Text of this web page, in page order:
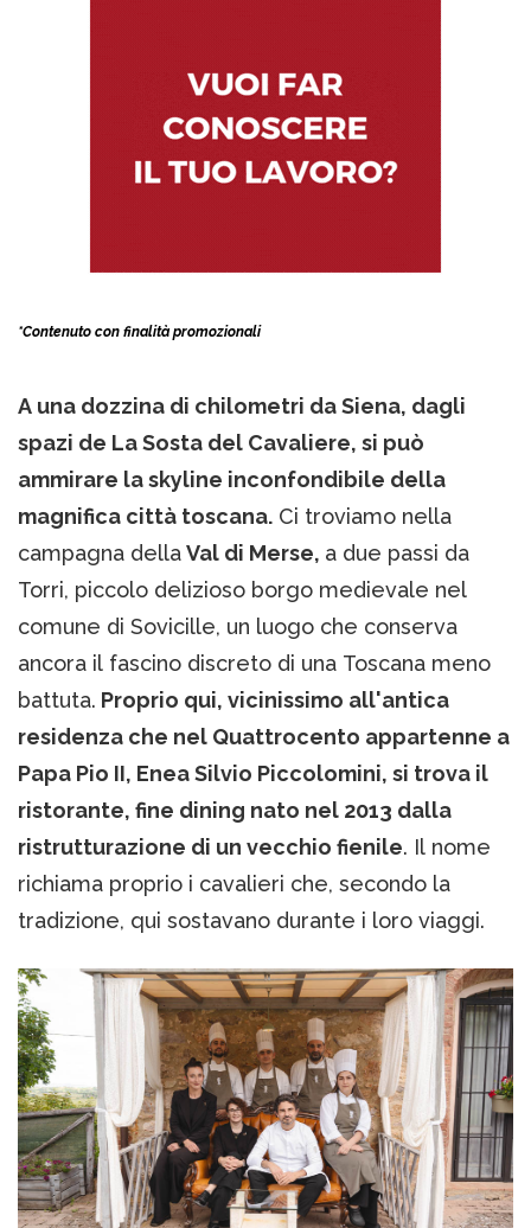
*Contenuto con finalità promozionali
A una dozzina di chilometri da Siena, dagli
spazi de La Sosta del Cavaliere, si può
ammirare la skyline inconfondibile della
magnifica città toscana. Ci troviamo nella
campagna dellaVal di Merse, a due passi da
Torri, piccolo delizioso borgo medievale nel
comune di Sovicille, un luogo che conserva
ancora il fascino discreto di una Toscana meno
battuta. Proprio qui, vicinissimo all'antica
residenza che nel Quattrocento appartenne a
Papa Pio II, Enea Silvio Piccolomini, si trova il
ristorante, fine dining nato nel 2013 dalla
ristrutturazione di un vecchio fienile. Il nome
richiama proprio i cavalieri che, secondo la
tradizione, qui sostavano durante i loro viaggi.